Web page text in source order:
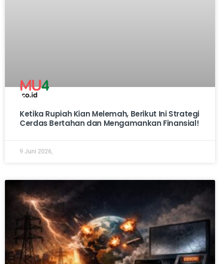
Ketika Rupiah Kian Melemah, Berikut Ini Strategi
Cerdas Bertahan dan Mengamankan Finansial!
9 Juni 2026,